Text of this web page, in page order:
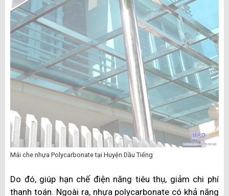
Mái che nhựa Polycarbonate tại Huyện Dầu Tiếng
Do đó, giúp hạn chế điện năng tiêu thụ, giảm chi phí
thanh toán. Ngoài ra, nhựa polycarbonate có khả năng